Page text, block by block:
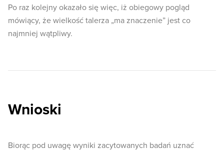
Po raz kolejny okazało się więc, iż obiegowy pogląd
mówiący, że wielkość talerza „ma znaczenie” jest co
najmniej wątpliwy.
Wnioski
Biorąc pod uwagę wyniki zacytowanych badań uznać